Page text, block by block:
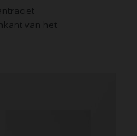
van het